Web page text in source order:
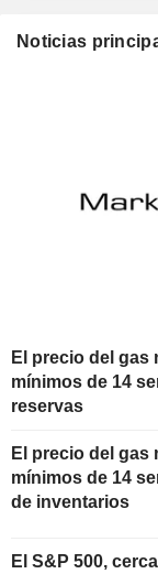
Noticias
El precio del gas
mínimos de 14
reservas
El precio del gas
mínimos de 14
de inventarios
El S&P 500,